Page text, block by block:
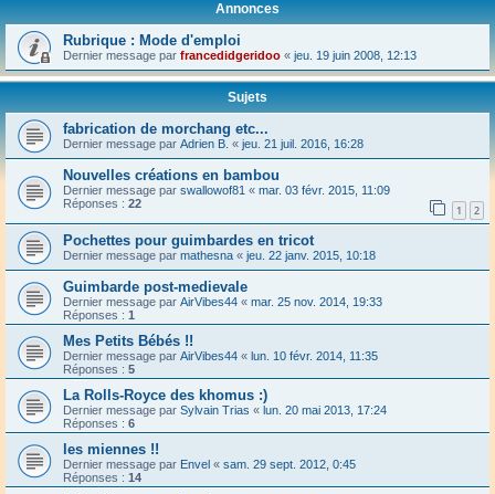
r
Annonces
Rubrique : Mode d'emploi
Dernier message par francedidgeridoo « jeu. 19 juin 2008, 12:13
Sujets
fabrication de morchang etc...
Dernier message par Adrien B. « jeu. 21 juil. 2016, 16:28
Nouvelles créations en bambou
Dernier message par swallowof81 « mar. 03 févr. 2015, 11:09
Réponses : 22 1 2
Pochettes pour guimbardes en tricot
Dernier message par mathesna « jeu. 22 janv. 2015, 10:18
Guimbarde post-medievale
Dernier message par AirVibes44 « mar. 25 nov. 2014, 19:33
Réponses : 1
Mes Petits Bébés !!
Dernier message par AirVibes44 « lun. 10 févr. 2014, 11:35
Réponses : 5
La Rolls-Royce des khomus :)
Dernier message par Sylvain Trias « lun. 20 mai 2013, 17:24
Réponses : 6
les miennes !!
Dernier message par Envel « sam. 29 sept. 2012, 0:45
Réponses : 14